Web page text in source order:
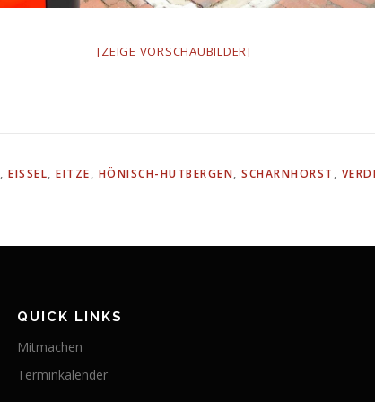
[ZEIGE VORSCHAUBILDER]
, EISSEL, EITZE, HÖNISCH-HUTBERGEN, SCHARNHORST ,
QUICK LINKS
Mitmachen
Terminkalender